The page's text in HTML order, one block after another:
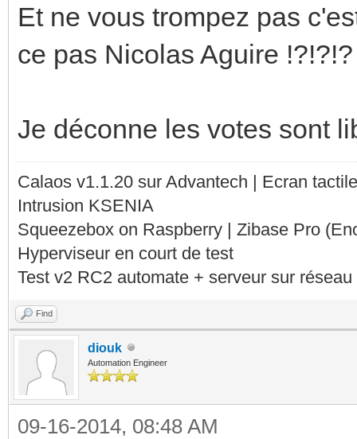
Et ne vous trompez pas
ce pas Nicolas Aguire !?!?!?
Je déconne les votes sont
Calaos v1.1.20 sur Advantech | Ecran
Intrusion KSENIA
Squeezebox on Raspberry | Zibase Pro
Hyperviseur en court de test
Test v2 RC2 automate + serveur sur
Find
diouk
Automation Engineer
09-16-2014, 08:48 AM